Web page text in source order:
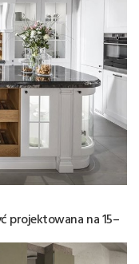
projektowana na 15–